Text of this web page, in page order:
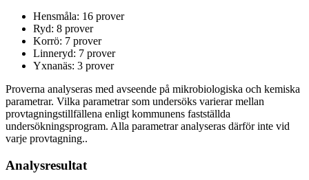
Hensmåla: 16 prover
Ryd: 8 prover
Korrö: 7 prover
Linneryd: 7 prover
Yxnanäs: 3 prover
Proverna analyseras med avseende på mikrobiologiska och kemiska
parametrar. Vilka parametrar som undersöks varierar mellan
provtagningstillfällena enligt kommunens fastställda
undersökningsprogram. Alla parametrar analyseras därför inte vid
varje provtagning..
Analysresultat